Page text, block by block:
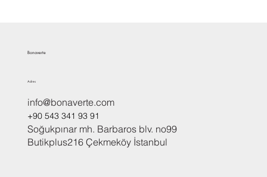
Bonaverte
Adres
info@bonaverte.com
+90 543 341 93 91
Soğukpınar mh. Barbaros blv. no99
Butikplus216 Çekmeköy İstanbul